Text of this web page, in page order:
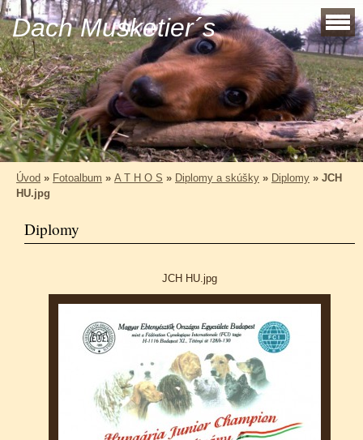
Dach Musketier´s
Úvod » Fotoalbum » A T H O S » Diplomy a skúšky » Diplomy » JCH
HU.jpg
Diplomy
JCH HU.jpg